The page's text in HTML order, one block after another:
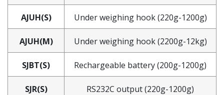
AJUH(S) Under weighing hook (220g-1200g)
AJUH(M) Under weighing hook (2200g-12kg)
SJBT(S) Rechargeable battery (200g-1200g)
SJR(S) RS232C output (220g-1200g)